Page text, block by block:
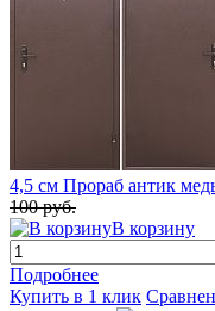
4,5 см Прораб антик
100 руб.
В корзину
Подробнее
Купить в 1 клик